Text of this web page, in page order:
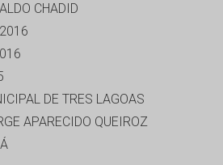
CHADID
DE TRES LAGOAS
APARECIDO QUEIROZ